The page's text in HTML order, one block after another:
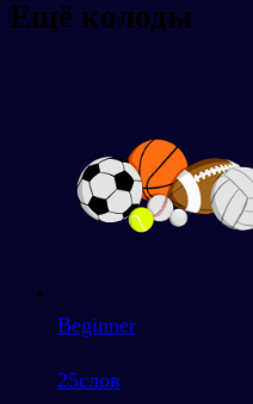
Ещё колоды
Beginner
25слов